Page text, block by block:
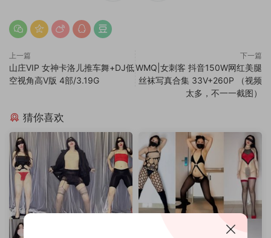
上一篇
山庄VIP 女神卡洛儿推车舞+DJ低
空视角高V版 4部/3.19G
下一篇
WMQ|女刺客 抖音150W网红美腿
丝袜写真合集 33V+260P （视频
太多，不一一截图）
猜你喜欢